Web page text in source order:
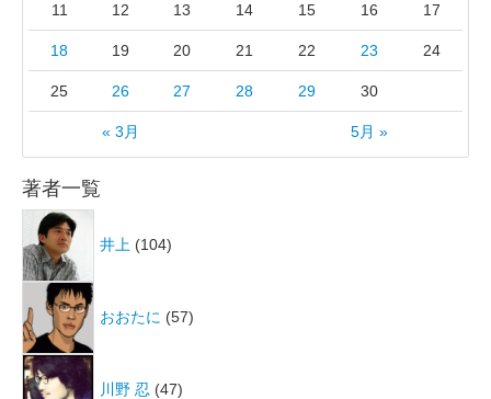
« 3月 5月 »
11 12 13 14 15 16 17
18 19 20 21 22 23 24
25 26 27 28 29 30
著者一覧
井上 (104)
おおたに (57)
川野 忍 (47)